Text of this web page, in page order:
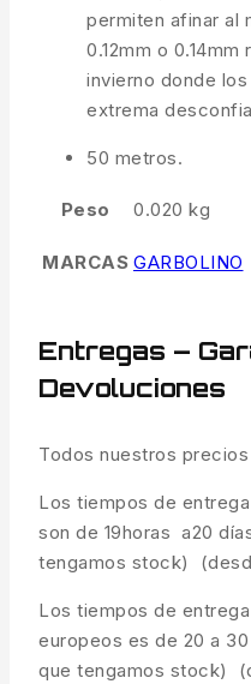
permiten afinar al
0.12mm o
invierno donde
extrema
50 metros.
Peso 0.020 kg
MARCAS GARBOLINO
Entregas –
Devoluciones
Todos nuestros
Los tiempos de
son de 19horas a20
tengamos stock)
Los tiempos de
europeos es de 20 a
que tengamos stock)